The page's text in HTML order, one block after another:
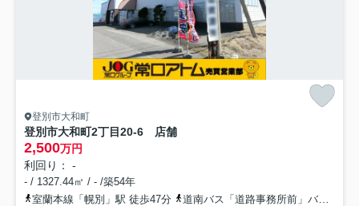
登別市大和町
登別市大和町2丁目20-6 店舗
2,500万円
利回り： -
- / 1327.44㎡ / - /築54年
室蘭本線「幌別」駅 徒歩47分
道南バス「道路事務所前」バス停下車 徒歩4分